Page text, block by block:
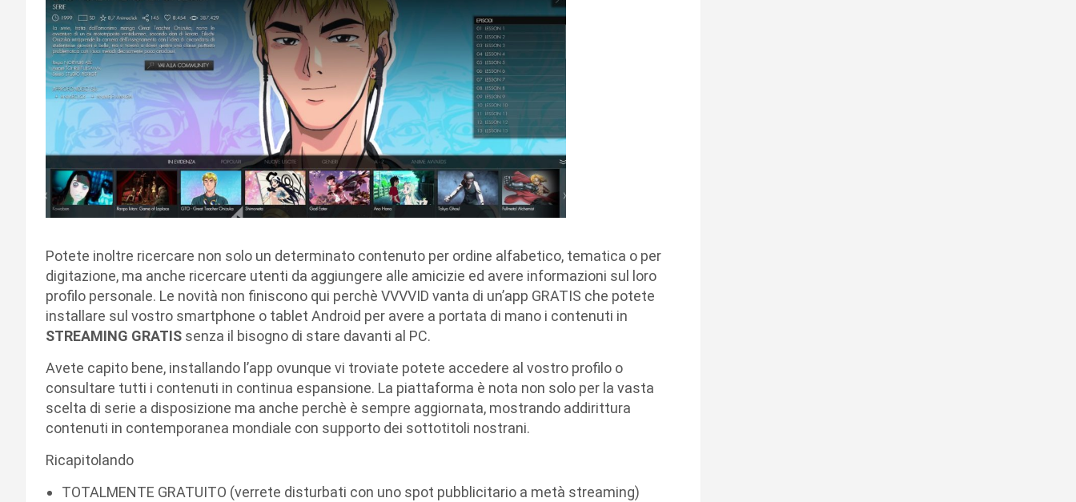
Potete inoltre ricercare non solo un determinato contenuto per ordine alfabetico, tematica o per
digitazione, ma anche ricercare utenti da aggiungere alle amicizie ed avere informazioni sul loro
profilo personale. Le novità non finiscono qui perchè VVVVID vanta di un’app GRATIS che potete
installare sul vostro smartphone o tablet Android per avere a portata di mano i contenuti in
STREAMING GRATIS senza il bisogno di stare davanti al PC.
Avete capito bene, installando l’app ovunque vi troviate potete accedere al vostro profilo o
consultare tutti i contenuti in continua espansione. La piattaforma è nota non solo per la vasta
scelta di serie a disposizione ma anche perchè è sempre aggiornata, mostrando addirittura
contenuti in contemporanea mondiale con supporto dei sottotitoli nostrani.
Ricapitolando
TOTALMENTE GRATUITO (verrete disturbati con uno spot pubblicitario a metà streaming)